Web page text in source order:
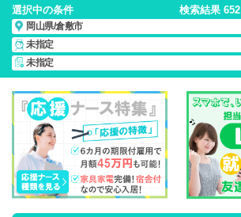
選択中の条件 検索結果
岡山県/倉敷市
未指定
未指定
岡山県/倉敷市/正社員・パート・応援ナー
人・派遣・転職・募集一覧